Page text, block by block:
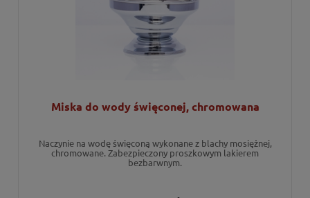
Miska do wody święconej, chromowana
Naczynie na wodę święconą wykonane z blachy mosiężnej,
chromowane. Zabezpieczony proszkowym lakierem
bezbarwnym.